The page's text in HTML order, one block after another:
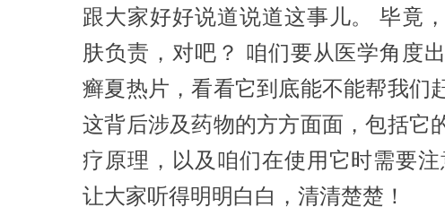
跟大家好好说道说道这事儿。 毕竟
肤负责，对吧？ 咱们要从医学角度
癣夏热片，看看它到底能不能帮我们
这背后涉及药物的方方面面，包括它
疗原理，以及咱们在使用它时需要
让大家听得明明白白，清清楚楚！